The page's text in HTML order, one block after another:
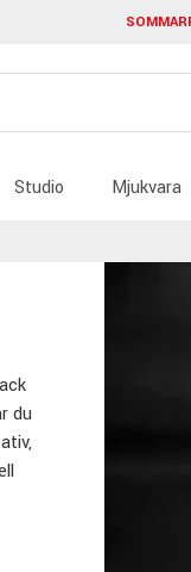
Studio Mjukvara
du